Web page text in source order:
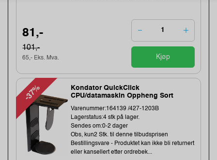
81,-
101,-
65,- Eks. Mva. Kjøp
-37%
Kondator QuickClick
CPU/datamaskin Oppheng Sort
Varenummer:164139 /427-1203B
Lagerstatus:4 stk på lager.
Sendes om:0-2 dager
Obs, kun2 Stk. til denne tilbudsprisen
Bestillingsvare - Produktet kan ikke bli returnert
eller kansellert etter ordrebek...